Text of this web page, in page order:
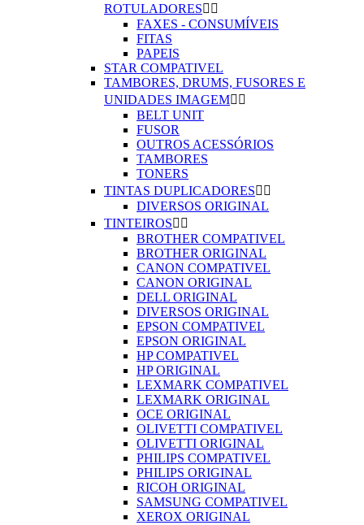
ROTULADORES 
FAXES - CONSUMÍVEIS
FITAS
PAPEIS
STAR COMPATIVEL
TAMBORES, DRUMS, FUSORES E
UNIDADES IMAGEM 
BELT UNIT
FUSOR
OUTROS ACESSÓRIOS
TAMBORES
TONERS
TINTAS DUPLICADORES 
DIVERSOS ORIGINAL
TINTEIROS 
BROTHER COMPATIVEL
BROTHER ORIGINAL
CANON COMPATIVEL
CANON ORIGINAL
DELL ORIGINAL
DIVERSOS ORIGINAL
EPSON COMPATIVEL
EPSON ORIGINAL
HP COMPATIVEL
HP ORIGINAL
LEXMARK COMPATIVEL
LEXMARK ORIGINAL
OCE ORIGINAL
OLIVETTI COMPATIVEL
OLIVETTI ORIGINAL
PHILIPS COMPATIVEL
PHILIPS ORIGINAL
RICOH ORIGINAL
SAMSUNG COMPATIVEL
XEROX ORIGINAL